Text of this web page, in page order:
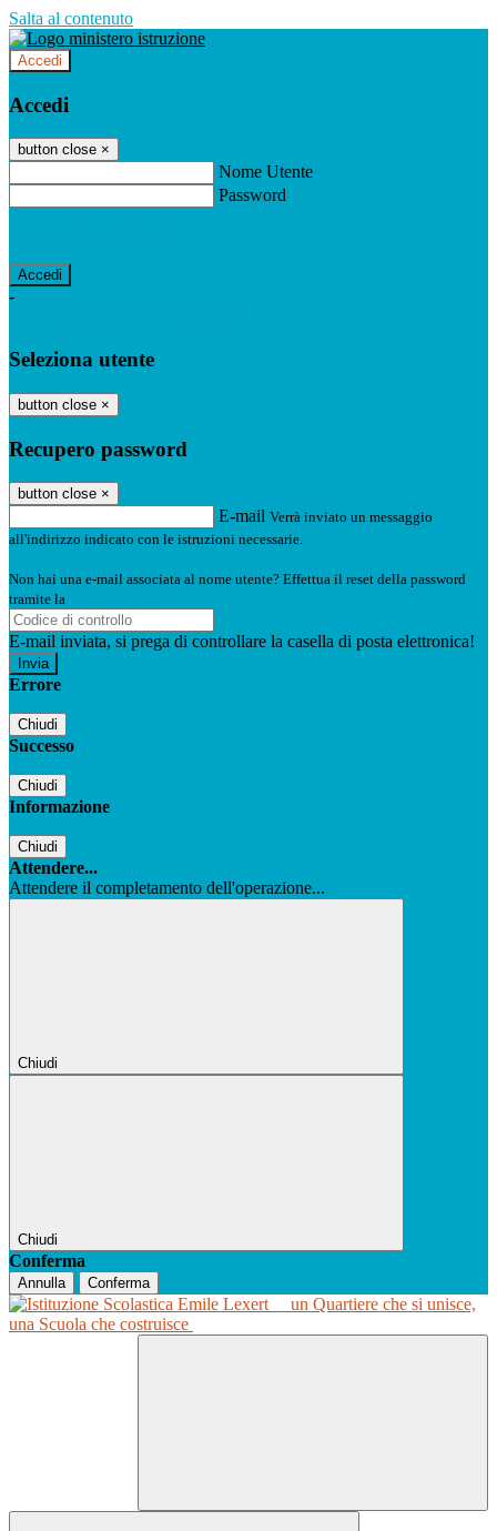
Salta al contenuto
Accedi
Accedi
button close ×
Nome Utente
Password
-
Seleziona utente
button close ×
Recupero password
button close ×
E-mail Verrà inviato un messaggio
all'indirizzo indicato con le istruzioni necessarie.
Non hai una e-mail associata al nome utente? Effettua il reset della password
tramite la
E-mail inviata, si prega di controllare la casella di posta elettronica!
Errore
Chiudi
Successo
Chiudi
Informazione
Chiudi
Attendere...
Attendere il completamento dell'operazione...
Chiudi
Chiudi
Conferma
Annulla Conferma
un Quartiere che si unisce,
una Scuola che costruisce